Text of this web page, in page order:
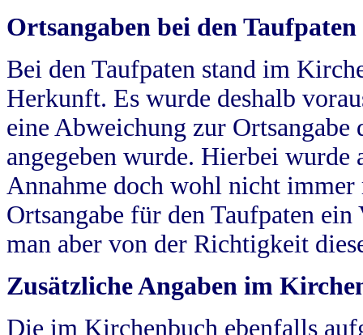
Ortsangaben bei den Taufpaten
Bei den Taufpaten stand im
Herkunft. Es wurde deshalb
eine Abweichung zur
angegeben wurde. Hierbei wurde
Annahme doch wohl nicht
Ortsangabe für den Taufpaten
man aber von der Richtigkeit
Zusätzliche Angaben im
Die im Kirchenbuch ebenfalls